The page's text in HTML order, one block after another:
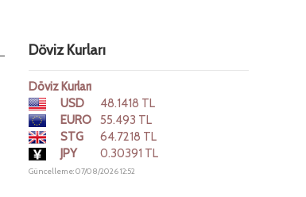
Döviz Kurları
Döviz Kurları
USD
48.1418 TL
EURO
55.493 TL
STG
64.7218 TL
JPY
0.30391 TL
Güncelleme: 07/08/2026 12:52